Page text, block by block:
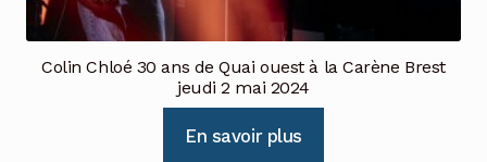
Colin Chloé 30 ans de Quai ouest à la Carène Brest
jeudi 2 mai 2024
En savoir plus